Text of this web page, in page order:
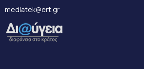
mediatek@ert.gr